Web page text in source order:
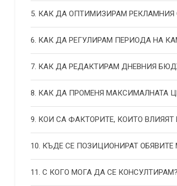
5. КАК ДА ОПТИМИЗИРАМ РЕКЛАМНИЯ
6. КАК ДА РЕГУЛИРАМ ПЕРИОДА НА
7. КАК ДА РЕДАКТИРАМ ДНЕВНИЯ
8. КАК ДА ПРОМЕНЯ МАКСИМАЛНАТА
9. КОИ СА ФАКТОРИТЕ, КОИТО
10. КЪДЕ СЕ ПОЗИЦИОНИРАТ ОБЯВИТЕ
11. С КОГО МОГА ДА СЕ КОНСУЛТИРАМ?